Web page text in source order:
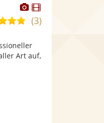
Dieser
Künstler
stellt
bereit.
Dieser
Künstler
5,0
5
Sternen
(3)
Art auf,